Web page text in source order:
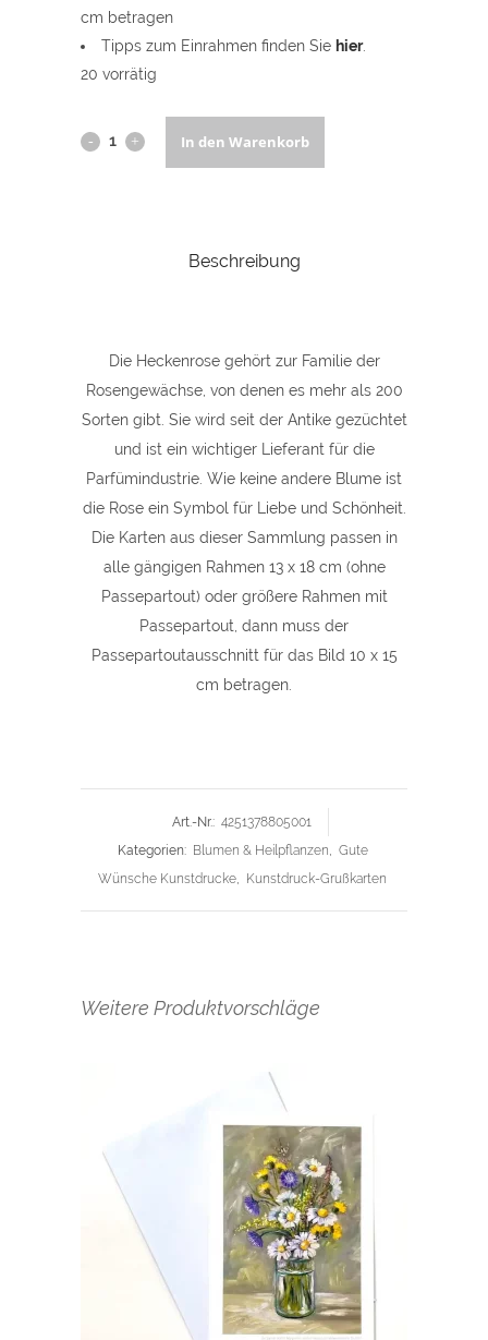
cm betragen
Tipps zum Einrahmen finden Sie hier.
20 vorrätig
Klapp- In den Warenkorb
Beschreibung
Die Heckenrose gehört zur Familie der
Rosengewächse, von denen es mehr als 200
Sorten gibt. Sie wird seit der Antike gezüchtet
und ist ein wichtiger Lieferant für die
Parfümindustrie. Wie keine andere Blume ist
die Rose ein Symbol für Liebe und Schönheit.
Die Karten aus dieser Sammlung passen in
alle gängigen Rahmen 13 x 18 cm (ohne
Passepartout) oder größere Rahmen mit
Passepartout, dann muss der
Passepartoutausschnitt für das Bild 10 x 15
cm betragen.
Art.-Nr.: 4251378805001
Kategorien: Blumen & Heilpflanzen, Gute
Wünsche Kunstdrucke, Kunstdruck-Grußkarten
Weitere Produktvorschläge